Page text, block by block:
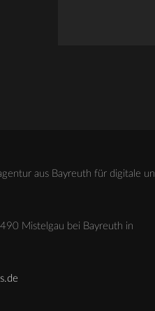
aus Bayreuth für digitale
Mistelgau bei Bayreuth in